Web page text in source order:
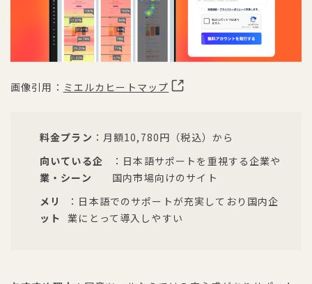
画像引用： ミエルカヒートマップ
料金プラン ：月額10,780円（税込）から
向いている企
業・シーン
：日本語サポートを重視する企業や
国内市場向けのサイト
メリ
ット
：日本語でのサポートが充実しており国内企
業にとって導入しやすい